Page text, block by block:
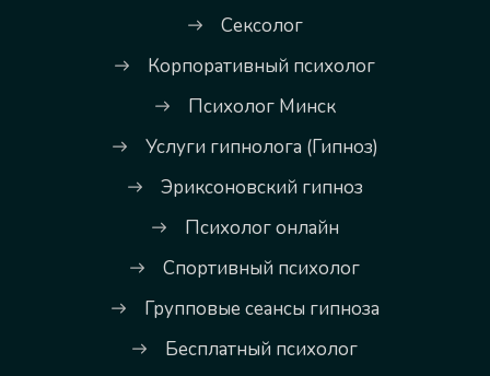
Сексолог
Корпоративный психолог
Психолог Минск
Услуги гипнолога (Гипноз)
Эриксоновский гипноз
Психолог онлайн
Спортивный психолог
Групповые сеансы гипноза
Бесплатный психолог